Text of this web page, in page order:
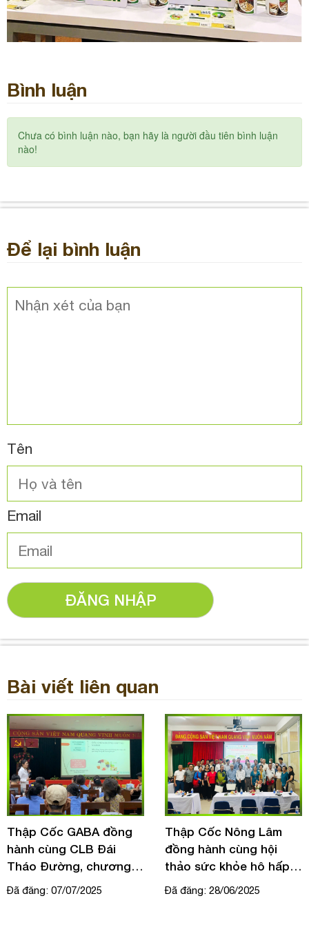
Bình luận
Chưa có bình luận nào, bạn hãy là người đầu tiên bình luận
nào!
Để lại bình luận
Tên
Email
ĐĂNG NHẬP
Bài viết liên quan
Thập Cốc Nông Lâm
đồng hành cùng hội
thảo sức khỏe hô hấp
tại bệnh viện Lê Văn
Đã đăng: 28/06/2025
Thực phẩm dinh dưỡng
dành cho người bệnh
tiểu đường
Đã đăng: 26/06/2025